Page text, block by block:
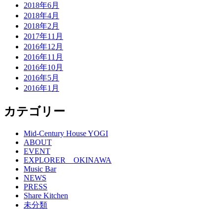
2018年6月
2018年4月
2018年2月
2017年11月
2016年12月
2016年11月
2016年10月
2016年5月
2016年1月
カテゴリー
Mid-Century House YOGI
ABOUT
EVENT
EXPLORER OKINAWA
Music Bar
NEWS
PRESS
Share Kitchen
未分類